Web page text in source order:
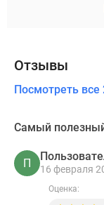
Отзывы
Посмотреть все
Самый
П 16 февраля
Оценка: